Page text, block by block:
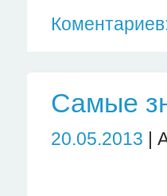
Самые
20.05.2013 |